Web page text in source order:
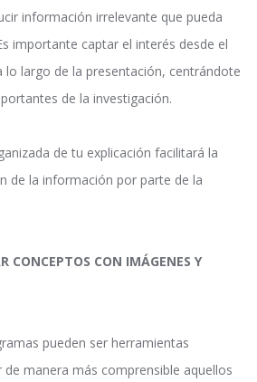
información irrelevante que pueda
importante captar el interés desde el
lo largo de la presentación, centrándote
de la investigación.
de tu explicación facilitará la
de la información por parte de la
CONCEPTOS CON IMÁGENES Y
pueden ser herramientas
manera más comprensible aquellos